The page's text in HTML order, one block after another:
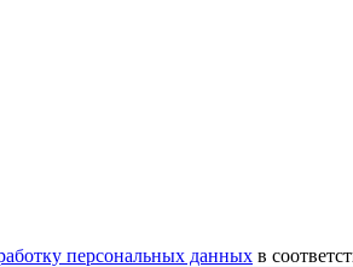
персональных данных в